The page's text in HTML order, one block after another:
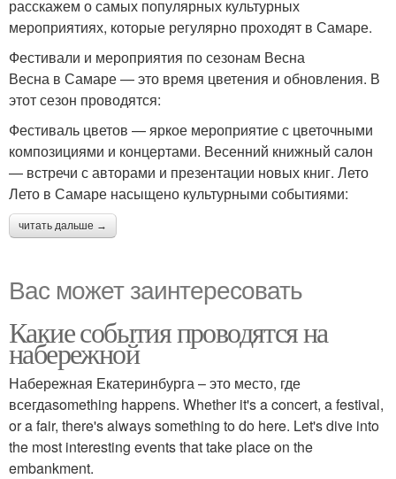
расскажем о самых популярных культурных
мероприятиях, которые регулярно проходят в Самаре.
Фестивали и мероприятия по сезонам Весна
Весна в Самаре — это время цветения и обновления. В
этот сезон проводятся:
Фестиваль цветов — яркое мероприятие с цветочными
композициями и концертами. Весенний книжный салон
— встречи с авторами и презентации новых книг. Лето
Лето в Самаре насыщено культурными событиями:
читать дальше →
Вас может заинтересовать
Какие события проводятся на
набережной
Набережная Екатеринбурга – это место, где
всегдаsomething happens. Whether it's a concert, a festival,
or a fair, there's always something to do here. Let's dive into
the most interesting events that take place on the
embankment.